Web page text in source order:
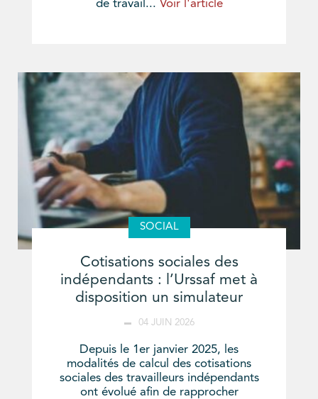
de travail... Voir l'article
SOCIAL
Cotisations sociales des
indépendants : l’Urssaf met à
disposition un simulateur
04 JUIN 2026
Depuis le 1er janvier 2025, les
modalités de calcul des cotisations
sociales des travailleurs indépendants
ont évolué afin de rapprocher